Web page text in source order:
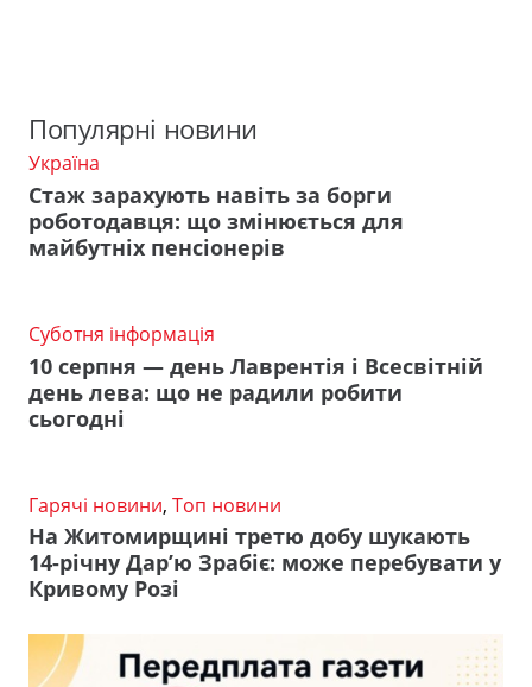
Популярні новини
Україна
Стаж зарахують навіть за борги
роботодавця: що змінюється для
майбутніх пенсіонерів
Суботня інформація
10 серпня — день Лаврентія і Всесвітній
день лева: що не радили робити
сьогодні
Гарячі новини, Топ новини
На Житомирщині третю добу шукають
14-річну Дар’ю Зрабіє: може перебувати у
Кривому Розі